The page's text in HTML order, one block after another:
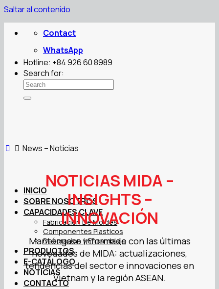
Saltar al contenido
Contact
WhatsApp
Hotline: +84 926 60 8989
Search for:
INICIO
SOBRE NOSOTROS
CAPACIDADES CLAVE
Fabricacion De Moldes
Componentes Plasticos
Decoracion y Ensamblaje
PRODUCTOS
E-CATÁLOGO
NOTICIAS
CONTACTO
News – Noticias
NOTICIAS MIDA –
INSIGHTS –
INNOVACIÓN
Manténgase informado con las últimas
novedades de MIDA: actualizaciones,
tendencias del sector e innovaciones en
Vietnam y la región ASEAN.